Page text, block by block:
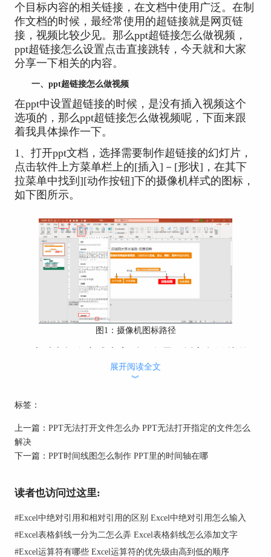
个目标内容的相关链接，在文档中使用广泛。在制
作文档的时候，最经常使用的超链接就是网页链
接，视频比较少见。那么ppt超链接怎么做视频，
ppt超链接怎么设置点击直接跳转，今天就和大家
分享一下相关的内容。
一、ppt超链接怎么做视频
在ppt中设置超链接的时候，是没有插入视频这个
选项的，那么ppt超链接怎么做视频呢，下面来跟
着我具体操作一下。
1、打开ppt文档，选择需要制作超链接的幻灯片，
点击软件上方菜单栏上的[插入]－[形状]，在其下
拉菜单中找到][动作按钮]下的摄像机样式的图标，
如下图所示。
图1：摄像机图标路径
地方拖动鼠标，就会出现摄像机样示的图标，放开
鼠标后就会跳一个操作设置对话框。
图2：操作设置对话框
3、在操作设置对话框中，选择[超链接到]，点击到
其下方的下拉箭头，在下拉菜单中的点击[其他文
展开阅读全文
︾
标签：
上一篇： PPT无法打开文件怎么办 PPT无法打开指定的文件怎么
解决
下一篇： PPT时间线图怎么制作 PPT里的时间轴在哪
读者也访问过这里:
#Excel中绝对引用和相对引用的区别 Excel中绝对引用怎么输入
#Excel表格斜线一分为二怎么弄 Excel表格斜线怎么添加文字
#Excel运算符有哪些 Excel运算符的优先级由高到低的顺序